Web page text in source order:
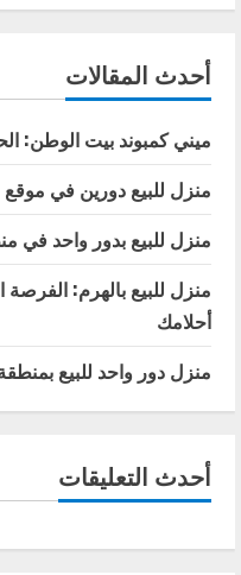
أحدث المقالات
ميني كمبوند بيت الوطن:
منزل للبيع دورين في
منزل للبيع بدور واحد في
منزل للبيع بالهرم:
أحلامك
منزل دور واحد للبيع
أحدث التعليقات